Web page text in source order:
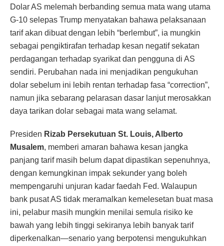
Dolar AS melemah berbanding semua mata wang utama
G-10 selepas Trump menyatakan bahawa pelaksanaan
tarif akan dibuat dengan lebih “berlembut”, ia mungkin
sebagai pengiktirafan terhadap kesan negatif sekatan
perdagangan terhadap syarikat dan pengguna di AS
sendiri. Perubahan nada ini menjadikan pengukuhan
dolar sebelum ini lebih rentan terhadap fasa “correction”,
namun jika sebarang pelarasan dasar lanjut merosakkan
daya tarikan dolar sebagai mata wang selamat.
Presiden Rizab Persekutuan St. Louis, Alberto
Musalem, memberi amaran bahawa kesan jangka
panjang tarif masih belum dapat dipastikan sepenuhnya,
dengan kemungkinan impak sekunder yang boleh
mempengaruhi unjuran kadar faedah Fed. Walaupun
bank pusat AS tidak meramalkan kemelesetan buat masa
ini, pelabur masih mungkin menilai semula risiko ke
bawah yang lebih tinggi sekiranya lebih banyak tarif
diperkenalkan—senario yang berpotensi mengukuhkan